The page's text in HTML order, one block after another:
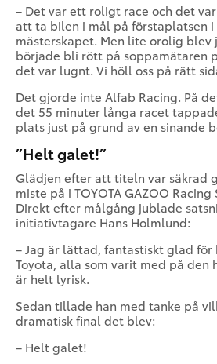
– Det var ett roligt race och det
att ta bilen i mål på förstaplatsen i
mästerskapet. Men lite orolig blev
började bli rött på soppamätaren
det var lugnt. Vi höll oss på rätt
Det gjorde inte Alfab Racing. På
det 55 minuter långa racet
plats just på grund av en sinande
”Helt galet!”
Glädjen efter att titeln var säkrad
miste på i TOYOTA GAZOO Racing
Direkt efter målgång jublade
initiativtagare Hans Holmlund:
– Jag är lättad, fantastiskt glad för
Toyota, alla som varit med på den
är helt lyrisk.
Sedan tillade han med tanke på
dramatisk final det blev:
– Helt galet!